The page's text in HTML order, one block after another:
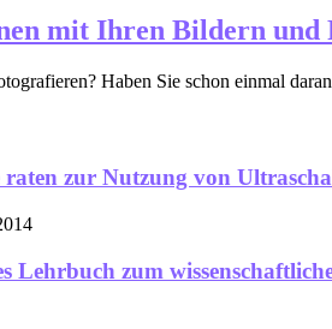
mit Ihren Bildern und
Haben Sie schon einmal
raten zur Nutzung von
Lehrbuch zum